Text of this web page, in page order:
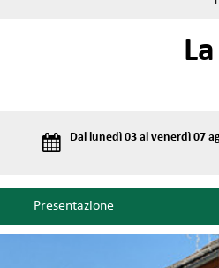
Dal lunedì 03 al venerdì 07
Presentazione